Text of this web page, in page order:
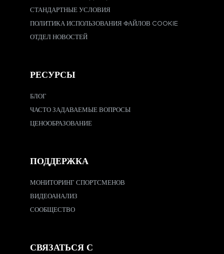
СТАНДАРТНЫЕ УСЛОВИЯ
ПОЛИТИКА ИСПОЛЬЗОВАНИЯ ФАЙЛОВ COOKIE
ОТДЕЛ НОВОСТЕЙ
РЕСУРСЫ
БЛОГ
ЧАСТО ЗАДАВАЕМЫЕ ВОПРОСЫ
ЦЕНООБРАЗОВАНИЕ
ПОДДЕРЖКА
МОНИТОРИНГ СПОРТСМЕНОВ
ВИДЕОАНАЛИЗ
СООБЩЕСТВО
СВЯЗАТЬСЯ С